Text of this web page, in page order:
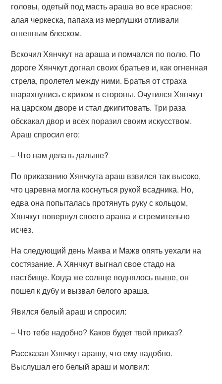
головы, одетый под масть араша во все красное:
алая черкеска, папаха из мерлушки отливали
огненным блеском.
Вскочил Хянчкут на араша и помчался по полю. По
дороге Хянчкут догнал своих братьев и, как огненная
стрела, пролетел между ними. Братья от страха
шарахнулись с криком в стороны. Очутился Хянчкут
на царском дворе и стал джигитовать. Три раза
обскакал двор и всех поразил своим искусством.
Араш спросил его:
– Что нам делать дальше?
По приказанию Хянчкута араш взвился так высоко,
что царевна могла коснуться рукой всадника. Но,
едва она попыталась протянуть руку с кольцом,
Хянчкут повернул своего араша и стремительно
исчез.
На следующий день Маква и Мажв опять уехали на
состязание. А Хянчкут выгнал свое стадо на
пастбище. Когда же солнце поднялось выше, он
пошел к дубу и вызвал белого араша.
Явился белый араш и спросил:
– Что тебе надобно? Каков будет твой приказ?
Рассказал Хянчкут арашу, что ему надобно.
Выслушал его белый араш и молвил: